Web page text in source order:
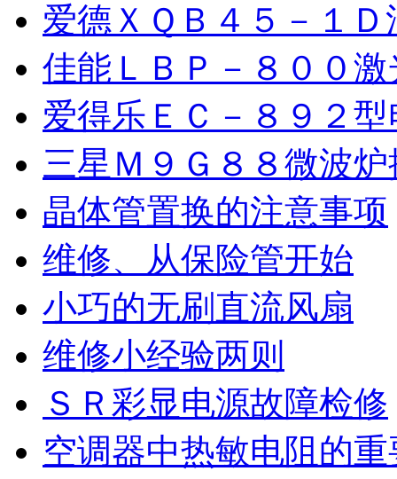
爱德ＸＱＢ４５－１
佳能ＬＢＰ－８００
爱得乐ＥＣ－８９２
三星Ｍ９Ｇ８８微波
晶体管置换的注意事项
维修、从保险管开始
小巧的无刷直流风扇
维修小经验两则
ＳＲ彩显电源故障检修
空调器中热敏电阻的